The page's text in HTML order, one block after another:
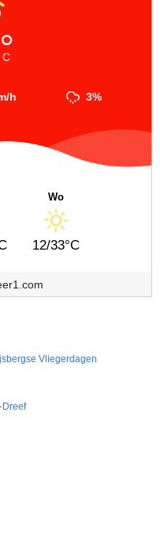
C
h 3%
Wo
12/33°C
Vliegerdagen
Dreef